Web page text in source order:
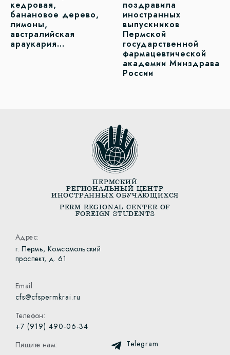
кедровая,
банановое дерево,
лимоны,
австралийская
араукария…
поздравила
иностранных
выпускников
Пермской
государственной
фармацевтической
академии Минздрава
России
ПЕРМСКИЙ
РЕГИОНАЛЬНЫЙ ЦЕНТР
ИНОСТРАННЫХ ОБУЧАЮЩИХСЯ
PERM REGIONAL CENTER OF
FOREIGN STUDENTS
Адрес:
г. Пермь, Комсомольский
проспект, д. 61
Email:
cfs@cfspermkrai.ru
Телефон:
+7 (919) 490-06-34
Пишите нам:
Telegram